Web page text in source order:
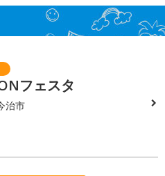
フェスタ
治市